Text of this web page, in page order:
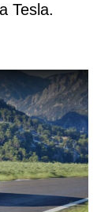
Tesla.